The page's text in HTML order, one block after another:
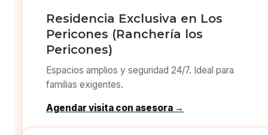
Residencia Exclusiva en Los
Pericones (Ranchería los
Pericones)
Espacios amplios y seguridad 24/7. Ideal para
familias exigentes.
Agendar visita con asesora →